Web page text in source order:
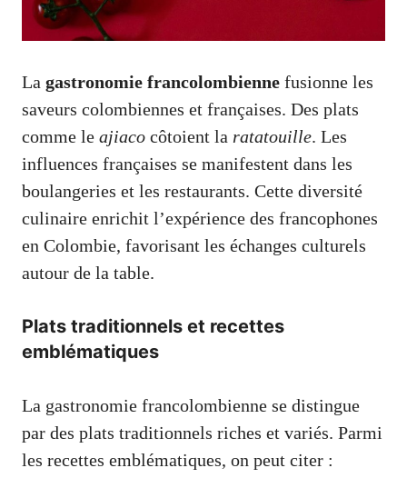
La gastronomie francolombienne fusionne les
saveurs colombiennes et françaises. Des plats
comme le ajiaco côtoient la ratatouille. Les
influences françaises se manifestent dans les
boulangeries et les restaurants. Cette diversité
culinaire enrichit l’expérience des francophones
en Colombie, favorisant les échanges culturels
autour de la table.
Plats traditionnels et recettes
emblématiques
La gastronomie francolombienne se distingue
par des plats traditionnels riches et variés. Parmi
les recettes emblématiques, on peut citer :